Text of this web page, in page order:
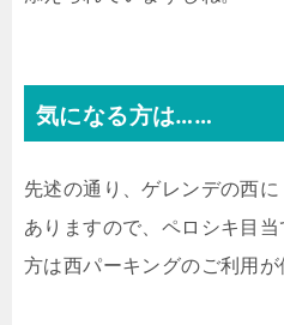
気になる方は……
先述の通り、ゲレンデの西に
ありますので、ペロシキ目
方は西パーキングのご利用が